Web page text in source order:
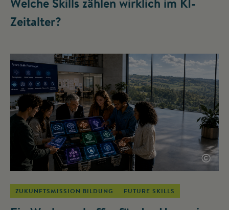
Zeitalter?
©
ZUKUNFTSMISSION BILDUNG FUTURE SKILLS